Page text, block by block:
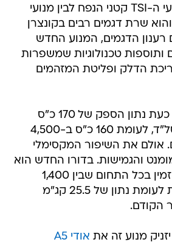
את החלל שבין מנועי ה-TSI קטני הנפח לבין מנועי
והוא שרת דגמים רבים בקונצרן
רענון הדגמים, המנוע החדש
ותוספות טכנולוגיות שמשפרות
הדלק ופליטת המזהמים
המנוע החדש מציג כעת נתון הספק של 170 כ"ס
שמושג ב-3,800 סל"ד, לעומת 160 כ"ס ב-4,500
אולם את השיפור המקסימלי
והגמישות. בדורו החדש הוא
מפיק 32.6 קג"מ הזמין בכל התחום שבין 1,400
ל-3,700 סל"ד. זאת לעומת נתון של 25.5 קג"מ
מנוע זה את אודי A5